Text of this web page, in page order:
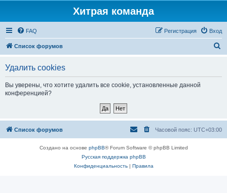
Хитрая команда
FAQ Вход
Регистрация
Список форумов
Удалить cookies
Вы уверены, что хотите удалить все cookie, установленные данной
конференцией?
Список форумов Часовой пояс: UTC+03:00
Создано на основе phpBB® Forum Software © phpBB Limited
Русская поддержка phpBB
Конфиденциальность| Правила